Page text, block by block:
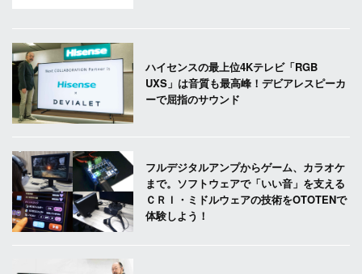
ハイセンスの最上位4Kテレビ「RGB
UXS」は音質も最高峰！デビアレスピーカ
ーで屈指のサウンド
フルデジタルアンプからゲーム、カラオケ
まで。ソフトウェアで「いい音」を支える
ＣＲＩ・ミドルウェアの技術をOTOTENで
体験しよう！